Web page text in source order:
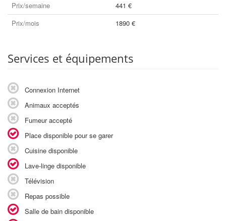
Prix/semaine
441 €
Prix/mois
1890 €
Services et équipements
Connexion Internet
Animaux acceptés
Fumeur accepté
Place disponible pour se garer
Cuisine disponible
Lave-linge disponible
Télévision
Repas possible
Salle de bain disponible